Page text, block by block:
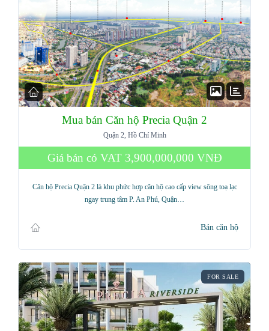
Mua bán Căn hộ Precia Quận 2
Quận 2, Hồ Chí Minh
Giá bán có VAT 3,900,000,000 VNĐ
Căn hộ Precia Quận 2 là khu phức hợp căn hộ cao cấp view sông toạ lạc
ngay trung tâm P. An Phú, Quận…
Bán căn hộ
FOR SALE